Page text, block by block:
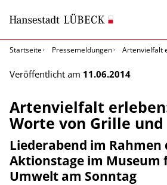
Startseite
Pressemeldungen Artenvielfalt
Veröffentlicht am 11.06.2014
Artenvielfalt
Worte von Grille und
Liederabend im Rahmen
Aktionstage im
Umwelt am Sonntag